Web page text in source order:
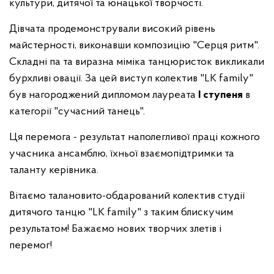
культури, дитячої та юнацької творчості.
Дівчата продемонстрували високий рівень
майстерності, виконавши композицію "Серця ритм".
Складні па та виразна міміка танцюристок викликали
бурхливі овації. За цей виступ колектив "LK family"
був нагороджений дипломом лауреата І ступеня в
категорії "сучасний танець".
Ця перемога - результат наполегливої праці кожного
учасника ансамблю, їхньої взаємопідтримки та
таланту керівника.
Вітаємо талановито-обдарований колектив студії
дитячого танцю "LK family" з таким блискучим
результатом! Бажаємо нових творчих злетів і
перемог!